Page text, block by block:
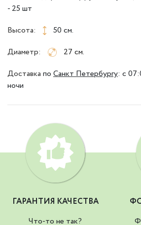
- 25 шт
Высота:
50 см.
Диаметр:
27 см.
Доставка по Санкт Петербургу: с
ночи
ГАРАНТИЯ КАЧЕСТВА
Что-то не так?